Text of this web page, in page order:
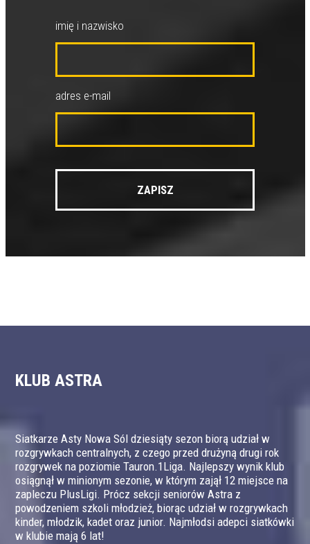
imię i nazwisko
adres e-mail
KLUB ASTRA
Siatkarze Asty Nowa Sól dziesiąty sezon biorą udział w
rozgrywkach centralnych, z czego przed drużyną drugi rok
rozgrywek na poziomie Tauron.1Liga. Najlepszy wynik klub
osiągnął w minionym sezonie, w którym zajął 12 miejsce na
zapleczu PlusLigi. Prócz sekcji seniorów Astra z
powodzeniem szkoli młodzież, biorąc udział w rozgrywkach
kinder, młodzik, kadet oraz junior. Najmłodsi adepci siatkówki
w klubie mają 6 lat!